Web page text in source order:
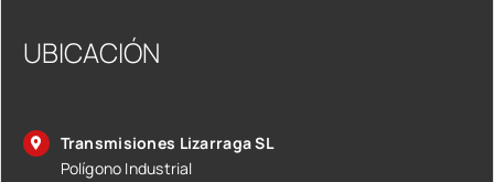
UBICACIÓN
Transmisiones Lizarraga SL
Polígono Industrial